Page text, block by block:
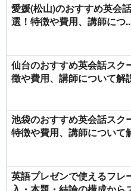
愛媛(松山)のおすすめ英会
選！特徴や費用、講師につ
仙台のおすすめ英会話スク
徴や費用、講師について解
池袋のおすすめ英会話スク
特徴や費用、講師について
英語プレゼンで使えるフ